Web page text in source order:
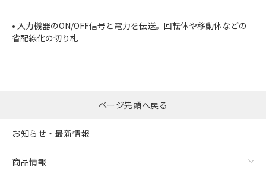
• 入力機器のON/OFF信号と電力を伝送。回転体や移動体などの
省配線化の切り札
ページ先頭へ戻る
お知らせ・最新情報
商品情報